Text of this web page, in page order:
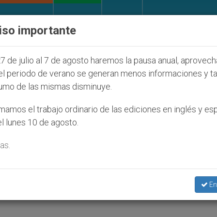
que afecta a cristianos (y no sólo) en Tierra Santa
de los primeros
Marthoma Paulose II de la Iglesia
importante
de julio al 7 de agosto haremos la pausa anual,
periodo de verano se generan menos informaciones y
de las mismas disminuye.
el trabajo ordinario de las ediciones en inglés y
lunes 10 de agosto.